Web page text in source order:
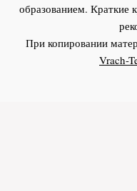
образованием. Краткие
При копировании
Vrach-